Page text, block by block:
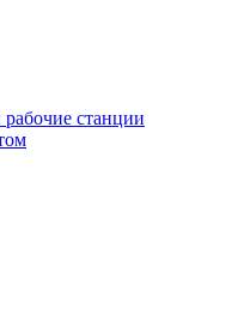
станции